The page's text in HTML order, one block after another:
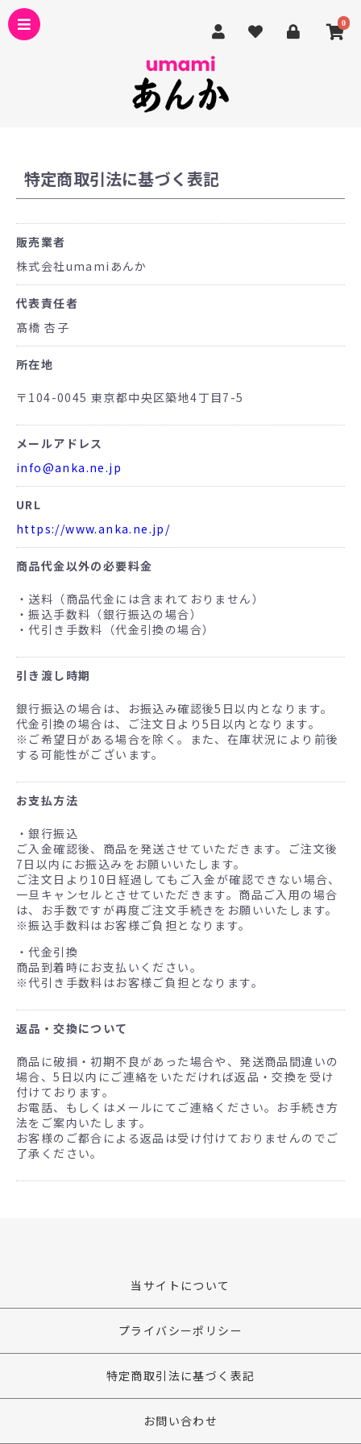
0
特定商取引法に基づく表記
販売業者
株式会社umamiあんか
代表責任者
髙橋 杏子
所在地
〒104-0045 東京都中央区築地4丁目7-5
メールアドレス
info@anka.ne.jp
URL
https://www.anka.ne.jp/
商品代金以外の必要料金
・送料（商品代金には含まれておりません）
・振込手数料（銀行振込の場合）
・代引き手数料（代金引換の場合）
引き渡し時期
銀行振込の場合は、お振込み確認後5日以内となります。
代金引換の場合は、ご注文日より5日以内となります。
※ご希望日がある場合を除く。また、在庫状況により前後
する可能性がございます。
お支払方法
・銀行振込
ご入金確認後、商品を発送させていただきます。ご注文後
7日以内にお振込みをお願いいたします。
ご注文日より10日経過してもご入金が確認できない場合、
一旦キャンセルとさせていただきます。商品ご入用の場合
は、お手数ですが再度ご注文手続きをお願いいたします。
※振込手数料はお客様ご負担となります。
・代金引換
商品到着時にお支払いください。
※代引き手数料はお客様ご負担となります。
返品・交換について
商品に破損・初期不良があった場合や、発送商品間違いの
場合、5日以内にご連絡をいただければ返品・交換を受け
付けております。
お電話、もしくはメールにてご連絡ください。お手続き方
法をご案内いたします。
お客様のご都合による返品は受け付けておりませんのでご
了承ください。
当サイトについて
プライバシーポリシー
特定商取引法に基づく表記
お問い合わせ